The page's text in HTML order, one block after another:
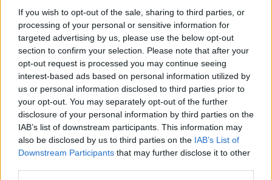
If you wish to opt-out of the sale, sharing to third parties, or
processing of your personal or sensitive information for
targeted advertising by us, please use the below opt-out
section to confirm your selection. Please note that after your
opt-out request is processed you may continue seeing
interest-based ads based on personal information utilized by
us or personal information disclosed to third parties prior to
your opt-out. You may separately opt-out of the further
disclosure of your personal information by third parties on the
IAB’s list of downstream participants. This information may
also be disclosed by us to third parties on the IAB’s List of
Downstream Participants that may further disclose it to other
Zalando, H&M, Mango e altri
Da Zara a H&M, passando per Mango e Stradivarius: la
bella stagione alle porte significa solo una cosa,
"cerimonie" e per arrivarci al meglio si può dare
un'occhiata nella sezione tailleur di questi brand.
NATASCIA_ALIBANI